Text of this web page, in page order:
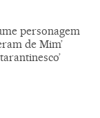
personagem
de Mim’